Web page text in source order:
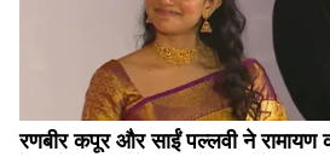
रणबीर कपूर और साईं पल्लवी ने रामायण